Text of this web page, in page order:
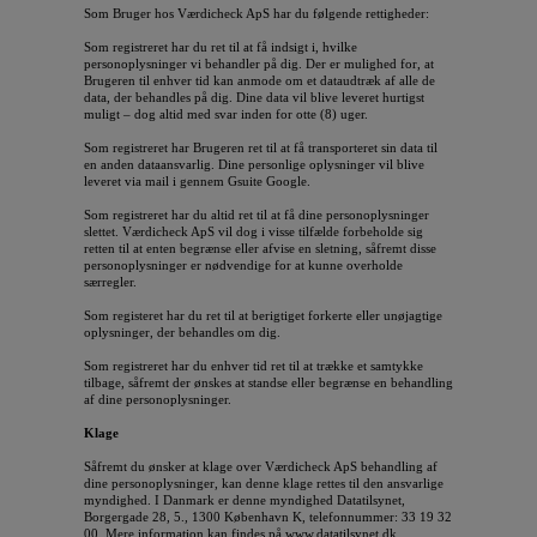
Som Bruger hos Værdicheck ApS har du følgende rettigheder:
Som registreret har du ret til at få indsigt i, hvilke
personoplysninger vi behandler på dig. Der er mulighed for, at
Brugeren til enhver tid kan anmode om et dataudtræk af alle de
data, der behandles på dig. Dine data vil blive leveret hurtigst
muligt – dog altid med svar inden for otte (8) uger.
Som registreret har Brugeren ret til at få transporteret sin data til
en anden dataansvarlig. Dine personlige oplysninger vil blive
leveret via mail i gennem Gsuite Google.
Som registreret har du altid ret til at få dine personoplysninger
slettet. Værdicheck ApS vil dog i visse tilfælde forbeholde sig
retten til at enten begrænse eller afvise en sletning, såfremt disse
personoplysninger er nødvendige for at kunne overholde
særregler.
Som registeret har du ret til at berigtiget forkerte eller unøjagtige
oplysninger, der behandles om dig.
Som registreret har du enhver tid ret til at trække et samtykke
tilbage, såfremt der ønskes at standse eller begrænse en behandling
af dine personoplysninger.
Klage
Såfremt du ønsker at klage over Værdicheck ApS behandling af
dine personoplysninger, kan denne klage rettes til den ansvarlige
myndighed. I Danmark er denne myndighed Datatilsynet,
Borgergade 28, 5., 1300 København K, telefonnummer: 33 19 32
00. Mere information kan findes på www.datatilsynet.dk